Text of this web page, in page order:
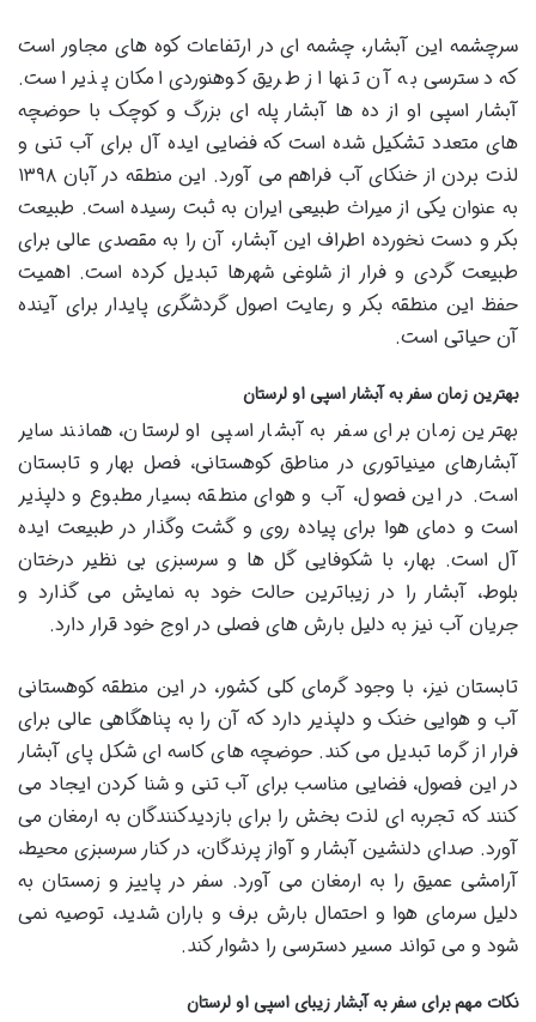
سرچشمه این آبشار، چشمه ای در ارتفاعات کوه های مجاور است
که دسترسی به آن تنها از طریق کوهنوردی امکان پذیر است.
آبشار اسپی او از ده ها آبشار پله ای بزرگ و کوچک با حوضچه
های متعدد تشکیل شده است که فضایی ایده آل برای آب تنی و
لذت بردن از خنکای آب فراهم می آورد. این منطقه در آبان ۱۳۹۸
به عنوان یکی از میراث طبیعی ایران به ثبت رسیده است. طبیعت
بکر و دست نخورده اطراف این آبشار، آن را به مقصدی عالی برای
طبیعت گردی و فرار از شلوغی شهرها تبدیل کرده است. اهمیت
حفظ این منطقه بکر و رعایت اصول گردشگری پایدار برای آینده
آن حیاتی است.
بهترین زمان سفر به آبشار اسپی او لرستان
بهترین زمان برای سفر به آبشار اسپی او لرستان، همانند سایر
آبشارهای مینیاتوری در مناطق کوهستانی، فصل بهار و تابستان
است. در این فصول، آب و هوای منطقه بسیار مطبوع و دلپذیر
است و دمای هوا برای پیاده روی و گشت وگذار در طبیعت ایده
آل است. بهار، با شکوفایی گل ها و سرسبزی بی نظیر درختان
بلوط، آبشار را در زیباترین حالت خود به نمایش می گذارد و
جریان آب نیز به دلیل بارش های فصلی در اوج خود قرار دارد.
تابستان نیز، با وجود گرمای کلی کشور، در این منطقه کوهستانی
آب و هوایی خنک و دلپذیر دارد که آن را به پناهگاهی عالی برای
فرار از گرما تبدیل می کند. حوضچه های کاسه ای شکل پای آبشار
در این فصول، فضایی مناسب برای آب تنی و شنا کردن ایجاد می
کنند که تجربه ای لذت بخش را برای بازدیدکنندگان به ارمغان می
آورد. صدای دلنشین آبشار و آواز پرندگان، در کنار سرسبزی محیط،
آرامشی عمیق را به ارمغان می آورد. سفر در پاییز و زمستان به
دلیل سرمای هوا و احتمال بارش برف و باران شدید، توصیه نمی
شود و می تواند مسیر دسترسی را دشوار کند.
نکات مهم برای سفر به آبشار زیبای اسپی او لرستان